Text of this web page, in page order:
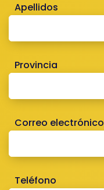
Apellidos
Provincia
Correo electrónico
Teléfono